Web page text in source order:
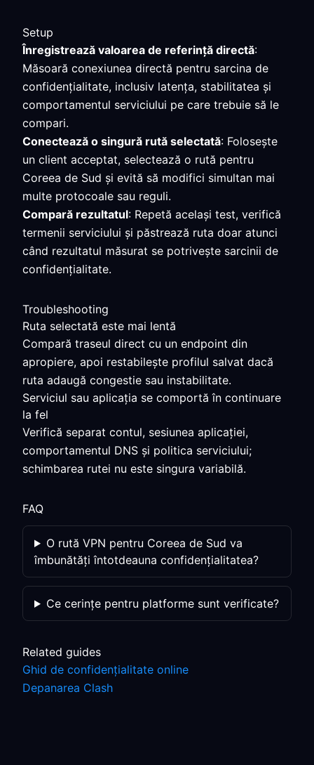
Setup
Înregistrează valoarea de referință directă:
Măsoară conexiunea directă pentru sarcina de
confidențialitate, inclusiv latența, stabilitatea și
comportamentul serviciului pe care trebuie să le
compari.
Conectează o singură rută selectată: Folosește
un client acceptat, selectează o rută pentru
Coreea de Sud și evită să modifici simultan mai
multe protocoale sau reguli.
Compară rezultatul: Repetă același test, verifică
termenii serviciului și păstrează ruta doar atunci
când rezultatul măsurat se potrivește sarcinii de
confidențialitate.
Troubleshooting
Ruta selectată este mai lentă
Compară traseul direct cu un endpoint din
apropiere, apoi restabilește profilul salvat dacă
ruta adaugă congestie sau instabilitate.
Serviciul sau aplicația se comportă în continuare
la fel
Verifică separat contul, sesiunea aplicației,
comportamentul DNS și politica serviciului;
schimbarea rutei nu este singura variabilă.
FAQ
O rută VPN pentru Coreea de Sud va
îmbunătăți întotdeauna confidențialitatea?
Ce cerințe pentru platforme sunt verificate?
Related guides
Ghid de confidențialitate online
Depanarea Clash